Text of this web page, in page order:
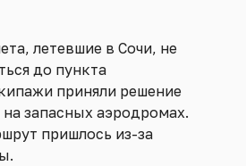
летевшие в Сочи, не
до пункта
приняли решение
на запасных аэродромах.
пришлось из-за